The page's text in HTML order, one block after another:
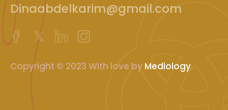
Dinaabdelkarim@gmail.com
Copyright © 2023 With love by Mediology.